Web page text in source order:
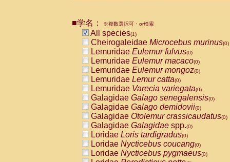
CebidaeCebus nigrivittatus
CebidaeCebus
CebidaeSaimiri boliviensis(0)
CebidaeSaimiri sciureus(0)
AtelidaeAlouatta caraya(0)
AtelidaeAlouatta fusca(0)
AtelidaeAlouatta seniculus
AtelidaeAlouattaspp.(0)
AtelidaeAteles belzebuth(0)
AtelidaeAteles geoffroyi(0)
AtelidaeAteles paniscus(0)
AtelidaeAtelesspp.(0)
Atelidae Lagothrix lagothricha
AtelidaeLagothrix lagothricha cana
PitheciidaeCacajao calvus
■学名： ※複数選択可・or検索
All species(1)
Cheirogaleidae Microcebus murinus(0)
Lemuridae Eulemur fulvus(0)
Lemuridae Eulemur macaco(0)
Lemuridae Eulemur mongoz(0)
Lemuridae Lemur catta(0)
Lemuridae Varecia variegata(0)
Galagidae Galago senegalensis(0)
Galagidae Galago demidovii(0)
Galagidae Otolemur crassicaudatus(0)
Galagidae Galagidae spp.(0)
Loridae Loris tardigradus(0)
Loridae Nycticebus coucang(0)
Loridae Nycticebus pygmaeus(0)